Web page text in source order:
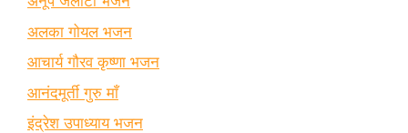
अलका गोयल भजन
आचार्य गौरव कृष्णा भजन
आनंदमूर्ती गुरु माँ
इंद्रेश उपाध्याय भजन